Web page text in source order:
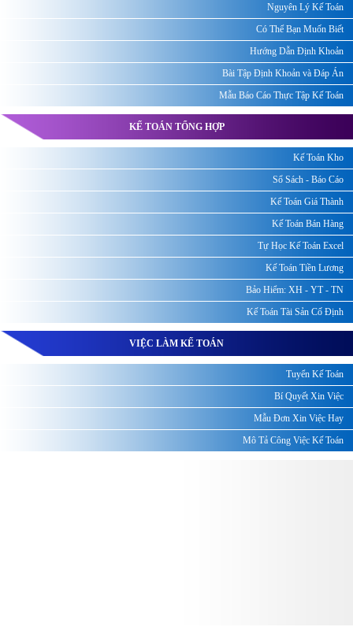
Nguyên Lý Kế Toán
Có Thể Bạn Muốn Biết
Hướng Dẫn Định Khoản
Bài Tập Định Khoản và Đáp Án
Mẫu Báo Cáo Thực Tập Kế Toán
KẾ TOÁN TỔNG HỢP
Kế Toán Kho
Sổ Sách - Báo Cáo
Kế Toán Giá Thành
Kế Toán Bán Hàng
Tự Học Kế Toán Excel
Kế Toán Tiền Lương
Bảo Hiểm: XH - YT - TN
Kế Toán Tài Sản Cố Định
VIỆC LÀM KẾ TOÁN
Tuyển Kế Toán
Bí Quyết Xin Việc
Mẫu Đơn Xin Việc Hay
Mô Tả Công Việc Kế Toán